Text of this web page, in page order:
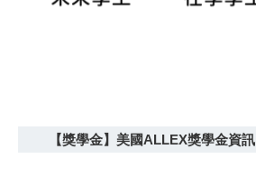
【獎學金】美國ALLEX獎學金資訊